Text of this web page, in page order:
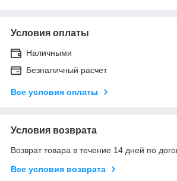
Условия оплаты
Наличными
Безналичный расчет
Все условия оплаты
Условия возврата
Возврат товара в течение 14 дней по
Все условия возврата